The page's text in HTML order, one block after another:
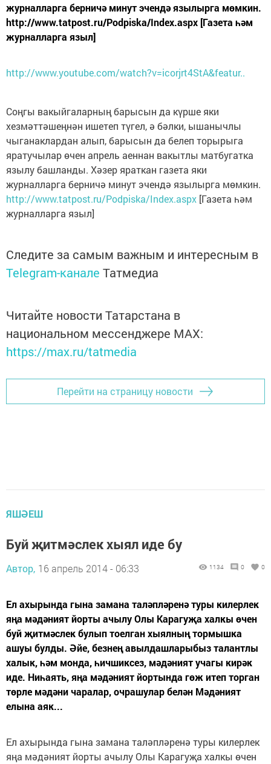
журналларга берничә минут эчендә язылырга мөмкин.
http://www.tatpost.ru/Podpiska/Index.aspx [Газета һәм
журналларга языл]
http://www.youtube.com/watch?v=icorjrt4StA&featur..
Соңгы вакыйгаларның барысын да күрше яки
хезмәттәшеңнән ишетеп түгел, ә бәлки, ышанычлы
чыганаклардан алып, барысын да белеп торырыга
яратучылар өчен апрель аеннан вакытлы матбугатка
язылу башланды. Хәзер яраткан газета яки
журналларга берничә минут эчендә язылырга мөмкин.
http://www.tatpost.ru/Podpiska/Index.aspx [Газета һәм
журналларга языл]
Следите за самым важным и интересным в
Telegram-канале Татмедиа
Читайте новости Татарстана в
национальном мессенджере MАХ:
https://max.ru/tatmedia
Перейти на страницу новости
ЯШӘЕШ
Буй җитмәслек хыял иде бу
Автор, 16 апрель 2014 - 06:33 1134 0 0
Ел ахырында гына замана таләпләренә туры килерлек
яңа мәдәният йорты ачылу Олы Карагуҗа халкы өчен
буй җитмәслек булып тоелган хыялның тормышка
ашуы булды. Әйе, безнең авылдашларыбыз талантлы
халык, һәм монда, һичшиксез, мәдәният учагы кирәк
иде. Ниһаять, яңа мәдәният йортында гөж итеп торган
төрле мәдәни чаралар, очрашулар белән Мәдәният
елына аяк...
Ел ахырында гына замана таләпләренә туры килерлек
яңа мәдәният йорты ачылу Олы Карагуҗа халкы өчен